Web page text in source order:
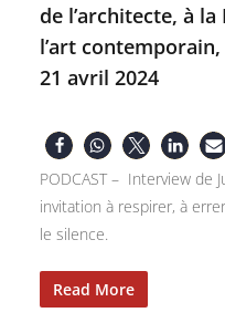
de l’architecte, à
l’art
21 avril 2024
PODCAST – Interview de
invitation à respirer, à
le silence.
Read More